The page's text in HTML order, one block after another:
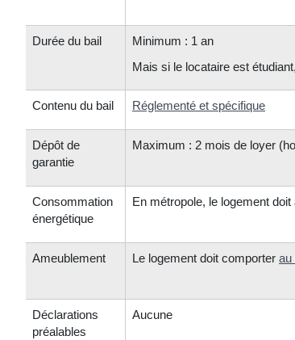
Durée du bail
Minimum : 1 an
Mais si le locataire est
Contenu du bail Réglementé et spécifique
Dépôt de
garantie
Maximum : 2 mois de loyer
Consommation
énergétique
En métropole, le logement doit
Ameublement Le logement doit comporter au
Déclarations
préalables
Aucune